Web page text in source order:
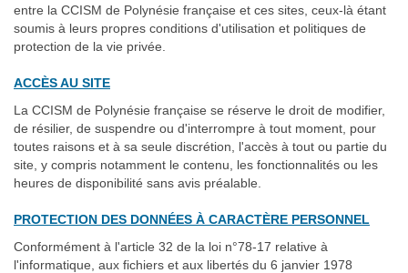
entre la CCISM de Polynésie française et ces sites, ceux-là étant
soumis à leurs propres conditions d'utilisation et politiques de
protection de la vie privée.
ACCÈS AU SITE
La CCISM de Polynésie française se réserve le droit de modifier,
de résilier, de suspendre ou d'interrompre à tout moment, pour
toutes raisons et à sa seule discrétion, l'accès à tout ou partie du
site, y compris notamment le contenu, les fonctionnalités ou les
heures de disponibilité sans avis préalable.
PROTECTION DES DONNÉES À CARACTÈRE PERSONNEL
Conformément à l'article 32 de la loi n°78-17 relative à
l'informatique, aux fichiers et aux libertés du 6 janvier 1978